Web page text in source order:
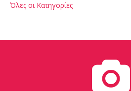
Όλες οι Κατηγορίες